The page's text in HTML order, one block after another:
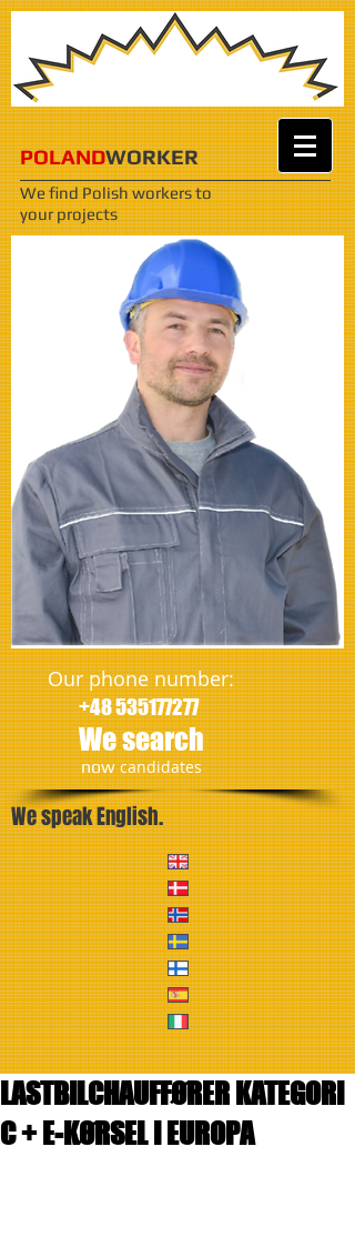
POLANDWORKER
We find Polish workersto
your projects
Our phone number:
+48 535177277
We search
​nowcandidates
We speak English.
LASTBILCHAUFFØRER KATEGORI
C + E-KØRSEL I EUROPA